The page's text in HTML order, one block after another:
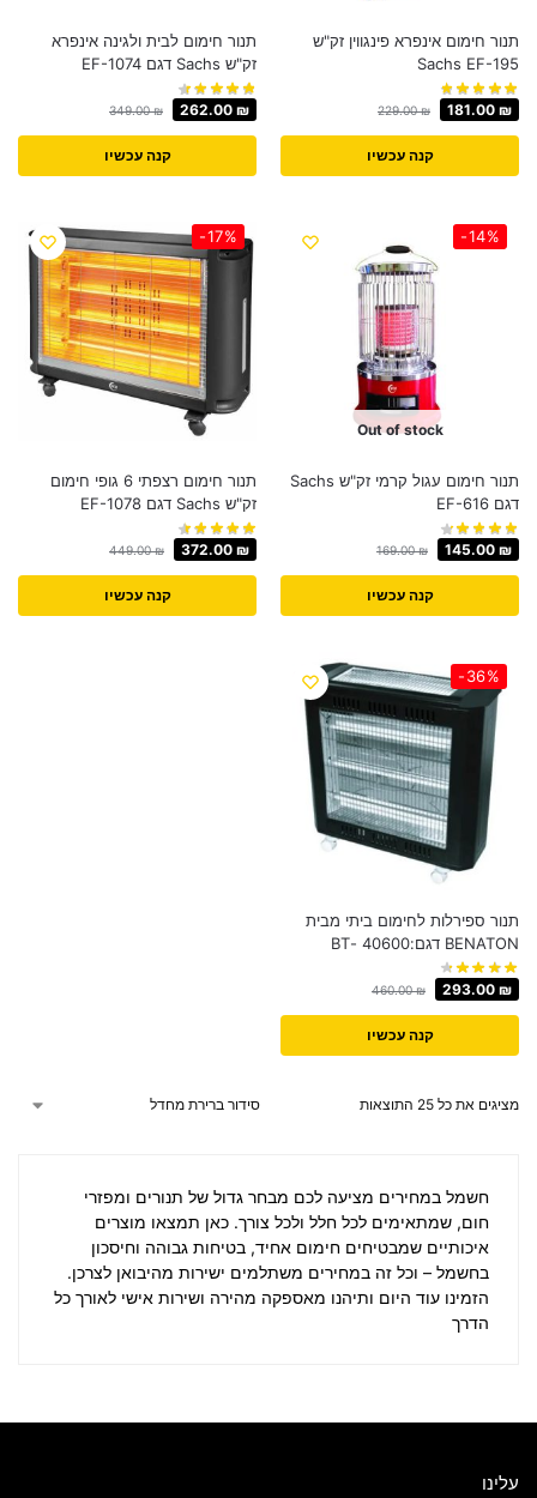
תנור חימום אינפרא פינגווין זק"ש
Sachs EF-195
229.00₪ 181.00 ₪
קנה עכשיו
תנור חימום לבית ולגינה אינפרא
זק"ש Sachs דגם EF-1074
349.00₪ 262.00 ₪
קנה עכשיו
-14%
Out of stock
תנור חימום עגול קרמי זק"ש Sachs
דגם EF-616
169.00₪ 145.00 ₪
קנה עכשיו
-17%
תנור חימום רצפתי 6 גופי חימום
זק"ש Sachs דגם EF-1078
449.00₪ 372.00 ₪
קנה עכשיו
-36%
תנור ספירלות לחימום ביתי מבית
BENATON דגם:40600 -BT
460.00₪ 293.00 ₪
קנה עכשיו
מציגים את כל ⁦25⁩ התוצאות
חשמל במחירים מציעה לכם מבחר גדול של תנורים ומפזרי
חום, שמתאימים לכל חלל ולכל צורך. כאן תמצאו מוצרים
איכותיים שמבטיחים חימום אחיד, בטיחות גבוהה וחיסכון
בחשמל – וכל זה במחירים משתלמים ישירות מהיבואן לצרכן.
הזמינו עוד היום ותיהנו מאספקה מהירה ושירות אישי לאורך כל
הדרך
עלינו